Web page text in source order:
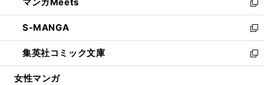
で
開
く
ド
ウ
で
開
く
ィ
ン
ド
ウ
で
開
い
ウ
ィ
ン
ド
ウ
新
し
い
ウ
ィ
ン
S-MANGA
新
し
い
ウ
集英社コミック文庫
新
し
女性マンガ